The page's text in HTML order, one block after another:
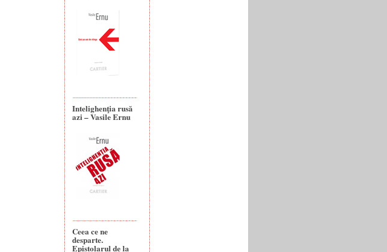
Intelighenţia rusă
azi – Vasile Ernu
Ceea ce ne
desparte.
Epistolarul de la